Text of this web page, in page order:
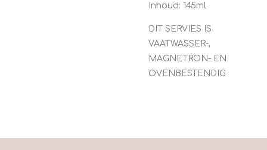
Inhoud: 145ml
DIT SERVIES IS
VAATWASSER-,
MAGNETRON- EN
OVENBESTENDIG